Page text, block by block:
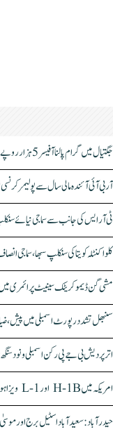
جگتیال میں گرام پالنا آفیسر 5 ہزار روپے رشوت لیتے ہوئے گرفتار
آر بی آئی آئندہ مالی سال سے پولیمر
ٹی آر ایس کی جانب سے سماجی نیائے سنکلپ
کلواکنٹلہ کویتا کی سنکلپ سبھا، سماجی
مشی گن ڈیموکریٹک سینیٹ پرائمری میں
سنبھل تشدد رپورٹ اسمبلی میں پیش،
اتر پردیش بی جے پی رکن اسمبلی ونود
امریکہ میں H-1B اور L-1 ویزا ہولڈرز کے لیے بڑی راحت، اب ملک چھوڑے بغیر ویزا تجدید ممکن
حیدرآباد: سعیدآباد اسٹیل برج اور